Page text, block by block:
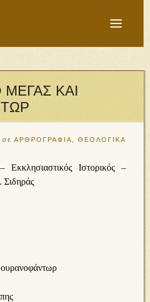
ΜΕΓΑΣ ΚΑΙ
σε ΑΡΘΡΟΓΡΑΦΙΑ ΘΕΟΛΟΓΙΚΑ
Ιστορικός –
Σιδηράς